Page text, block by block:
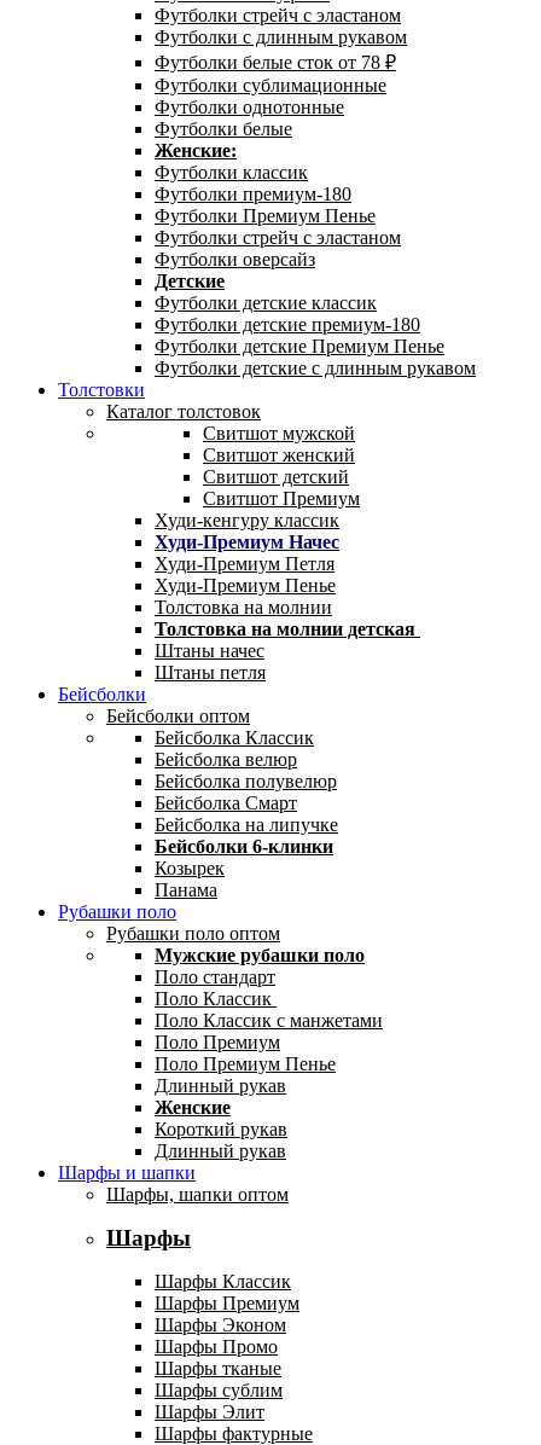
Футболки стрейч с эластаном
Футболки с длинным рукавом
Футболки белые сток от 78 ₽
Футболки сублимационные
Футболки однотонные
Футболки белые
Женские:
Футболки классик
Футболки премиум-180
Футболки Премиум Пенье
Футболки стрейч с эластаном
Футболки оверсайз
Детские
Футболки детские классик
Футболки детские премиум-180
Футболки детские Премиум Пенье
Футболки детские с длинным рукавом
Толстовки
Каталог толстовок
Свитшот мужской
Свитшот женский
Свитшот детский
Свитшот Премиум
Худи-кенгуру классик
Худи-Премиум Начес
Худи-Премиум Петля
Худи-Премиум Пенье
Толстовка на молнии
Толстовка на молнии детская
Штаны начес
Штаны петля
Бейсболки
Бейсболки оптом
Бейсболка Классик
Бейсболка велюр
Бейсболка полувелюр
Бейсболка Смарт
Бейсболка на липучке
Бейсболки 6-клинки
Козырек
Панама
Рубашки поло
Рубашки поло оптом
Мужские рубашки поло
Поло стандарт
Поло Классик
Поло Классик с манжетами
Поло Премиум
Поло Премиум Пенье
Длинный рукав
Женские
Короткий рукав
Длинный рукав
Шарфы и шапки
Шарфы, шапки оптом
Шарфы
Шарфы Классик
Шарфы Премиум
Шарфы Эконом
Шарфы Промо
Шарфы тканые
Шарфы сублим
Шарфы Элит
Шарфы фактурные